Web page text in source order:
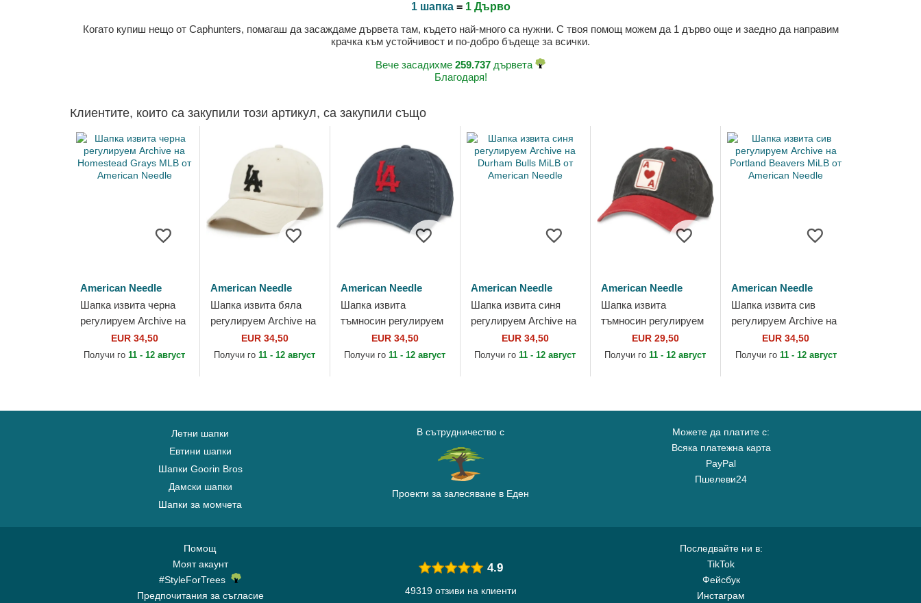
1 шапка= 1 Дърво
Когато купиш нещо от Caphunters, помагаш да засаждаме дървета там, където най-много са нужни. С твоя помощ можем да 1 дърво още и заедно да направим
крачка към устойчивост и по-добро бъдеще за всички.
Вече засадихме 259.737 дървета
Благодаря!
Клиентите, които са закупили този артикул, са закупили също
American Needle
Шапка извита черна
регулируем Archive на
Homestead Grays MLB
от American Needle
EUR 34,50
Получи го11 - 12 август
American Needle
Шапка извита бяла
регулируем Archive на
Los Angeles Dodgers
MLB от American
EUR 34,50
Получи го11 - 12 август
American Needle
Шапка извита
тъмносин регулируем
Los Angeles Angels
Archive на Los Angeles
EUR 34,50
Получи го11 - 12 август
American Needle
Шапка извита синя
регулируем Archive на
Durham Bulls MiLB от
American Needle
EUR 34,50
Получи го11 - 12 август
American Needle
Шапка извита
тъмносин регулируем
Anaheim Aces Archive
на Anaheim Aces MLB
EUR 29,50
Получи го11 - 12 август
American Needle
Шапка извита сив
регулируем Archive на
Portland Beavers MiLB
от American Needle
EUR 34,50
Получи го 11 - 12 август
Летни шапки
Евтини шапки
Шапки Goorin Bros
Дамски шапки
Шапки за момчета
В сътрудничество с
Проекти за залесяване в Еден
Можете да платите с:
Всяка платежна карта
PayPal
Пшелеви24
Помощ
Моят акаунт
#StyleForTrees
Предпочитания за съгласие
Последвайте ни в:
TikTok
Фейсбук
Инстаграм
4.9
49319 отзиви на клиенти